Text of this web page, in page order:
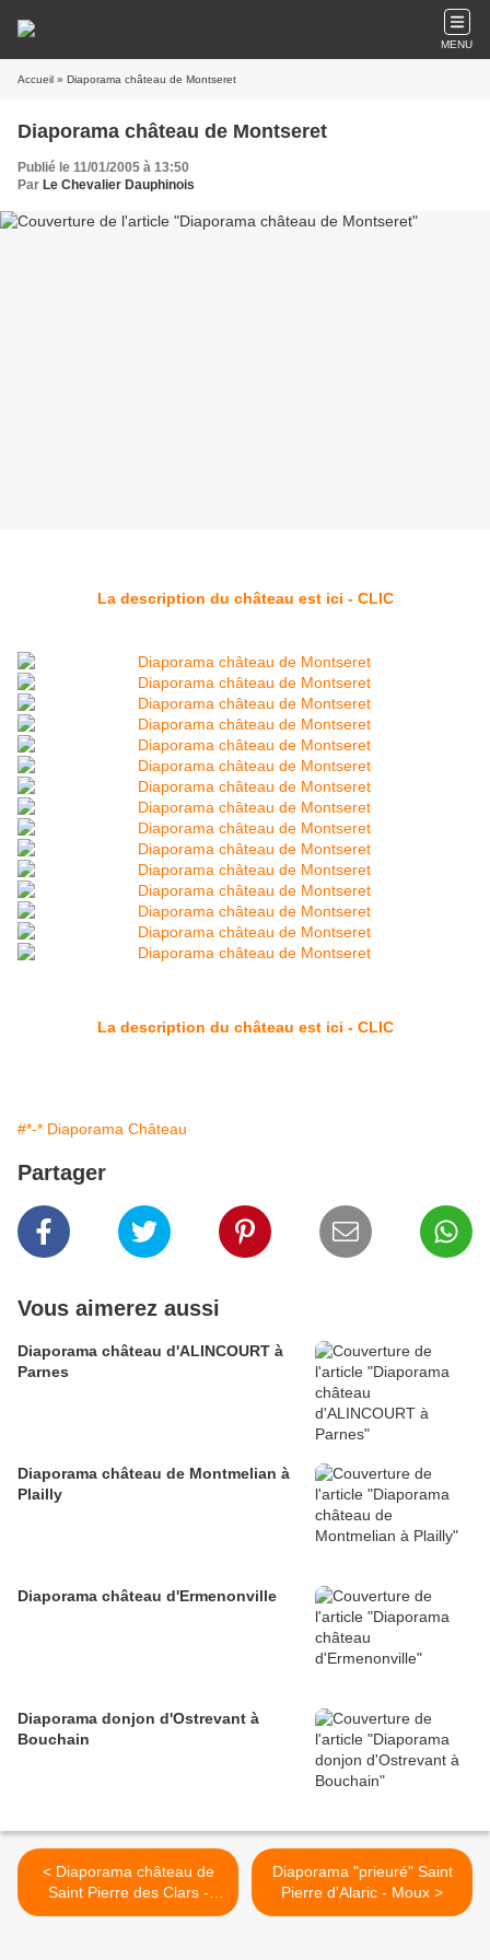
MENU
Accueil » Diaporama château de Montseret
Diaporama château de Montseret
Publié le 11/01/2005 à 13:50
Par Le Chevalier Dauphinois
La description du château est ici - CLIC
La description du château est ici - CLIC
#*-* Diaporama Château
Partager
Vous aimerez aussi
Diaporama château d'ALINCOURT à
Parnes
Diaporama château de Montmelian à
Plailly
Diaporama château d'Ermenonville
Diaporama donjon d'Ostrevant à
Bouchain
< Diaporama château de
Saint Pierre des Clars -
Montredon des Corbières
Diaporama "prieuré" Saint
Pierre d'Alaric - Moux >